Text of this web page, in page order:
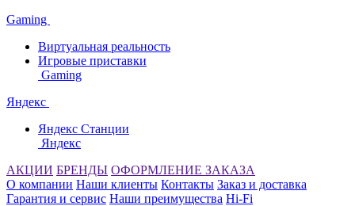
Gaming
Виртуальная реальность
Игровые приставки
Gaming
Яндекс
Яндекс Станции
Яндекс
АКЦИИ БРЕНДЫ ОФОРМЛЕНИЕ ЗАКАЗА
О компании Наши клиенты Контакты Заказ и доставка
Гарантия и сервис Наши преимущества Hi-Fi